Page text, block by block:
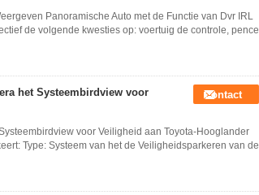
Panoramische Auto met de Functie van Dvr IRL
de volgende kwesties op: voertuig de controle, pence
het Systeembirdview voor
Contact
voor Veiligheid aan Toyota-Hooglander
Type: Systeem van het de Veiligheidsparkeren van de